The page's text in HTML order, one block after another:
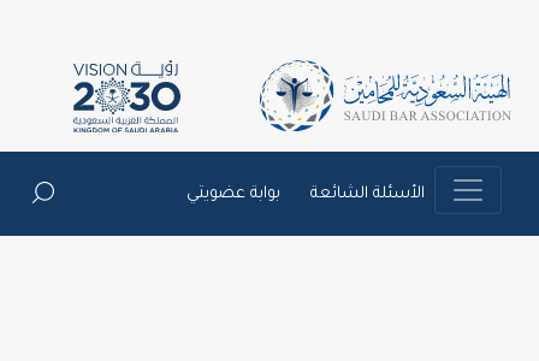
الأسئلة الشائعة بوابة عضويتي